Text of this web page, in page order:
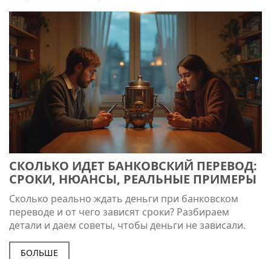
СКОЛЬКО ИДЕТ БАНКОВСКИЙ ПЕРЕВОД:
СРОКИ, НЮАНСЫ, РЕАЛЬНЫЕ ПРИМЕРЫ
Сколько реально ждать деньги при банковском
переводе и от чего зависят сроки? Разбираем
детали и даем советы, чтобы деньги не зависали.
БОЛЬШЕ